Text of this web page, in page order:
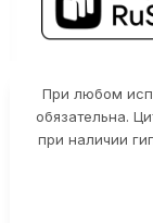
При любом
обязательна.
при наличии